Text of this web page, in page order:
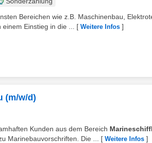
Bereichen wie z.B. Maschinenbau,
Einstieg in die ...
[ Weitere Infos ]
(m/w/d)
Kunden aus dem Bereich
Marinebauvorschriften. Die ... [ Weitere Infos ]